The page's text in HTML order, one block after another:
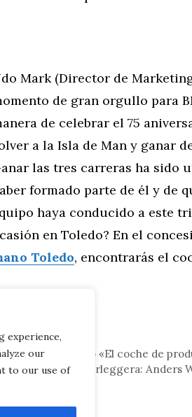
experience,
our
to our use of
Mark (Director de
de gran orgullo para
de celebrar el 75
a la Isla de Man y ganar
las tres carreras ha sido
formado parte de él y de
haya conducido a este
en Toledo? En el
Toledo, encontrarás el
Categorías
General,Motor
Audi R8 LMX sólo «El coche de
MINI Vision Superleggera: Anders